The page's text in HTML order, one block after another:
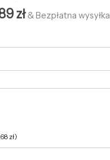
zł & Bezpłatna wysyłka
zł)